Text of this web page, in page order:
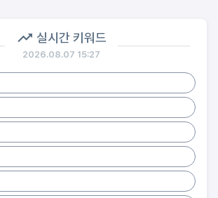
실시간 키워드
2026.08.07 15:27